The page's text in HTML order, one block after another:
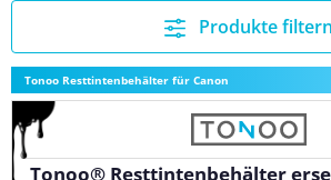
Produkte filtern
Tonoo Resttintenbehälter für Canon
Tonoo® Resttintenbehälter